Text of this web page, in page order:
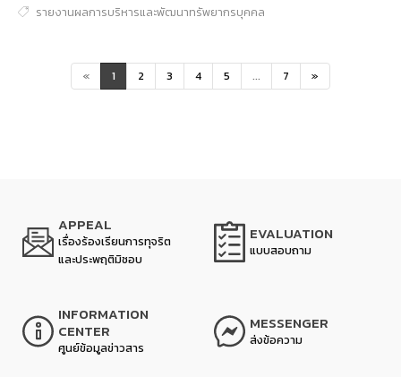
รายงานผลการบริหารและพัฒนาทรัพยากรบุคคล
« 1 2 3 4 5 ... 7 »
APPEAL
เรื่องร้องเรียนการทุจริต
และประพฤติมิชอบ
EVALUATION
แบบสอบถาม
INFORMATION
CENTER
ศูนย์ข้อมูลข่าวสาร
MESSENGER
ส่งข้อความ